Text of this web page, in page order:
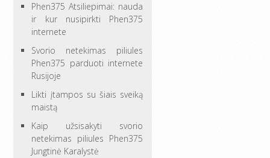
Phen375 Atsiliepimai: nauda
ir kur nusipirkti Phen375
internete
Svorio netekimas piliules
Phen375 parduoti internete
Rusijoje
Likti įtampos su šiais sveiką
maistą
Kaip užsisakyti svorio
netekimas piliules Phen375
Jungtinė Karalystė